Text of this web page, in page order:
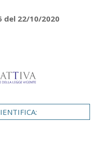
del 22/10/2020